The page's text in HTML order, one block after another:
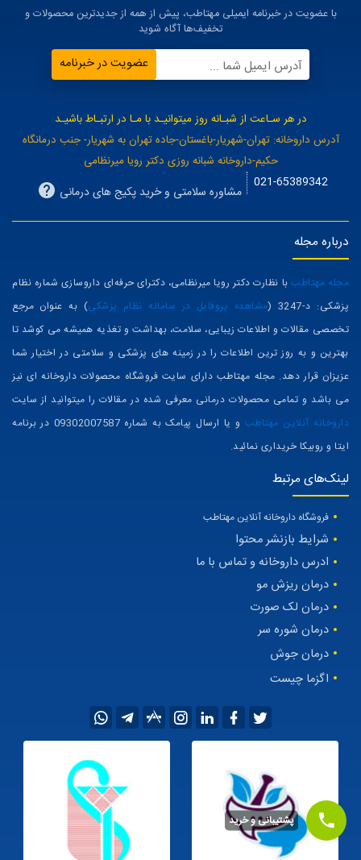
با عضویت در خبرنامه ایمیلی مهتاطب، پیش از همه از جدیدترین محصولات و
تخفیف‌ها آگاه شوید
آدرس ایمیل شما ... عضویت در خبرنامه
در هر سـاعت از شبـانه روز میتوانیـد با مـا در ارتبـاط باشیـد
آدرس داروخانه: تهران-شهریار-باغستان-جاده تهران به شهریار- جنب درمانگاه
حکیم-داروخانه شبانه روزی دکتر رویا میرنظامی
021-65389342
مشاوره سلامتی و خرید پکیج های درمانی
درباره مجله
مجله مهتاطببا نظارت دکتر رویا میرنظامی، دکترای حرفه‌ای داروسازی شماره نظام
پزشکی: د-3247 (
مشاهده پروفایل در سامانه نظام پزشکی) به عنوان مرجع
تخصصی مقالات و اطلاعات زیبایی، سلامت، بهداشت و تغذیه همیشه می کوشد تا
بهترین و به روز ترین اطلاعات را در زمینه های پزشکی و سلامتی در اختیار شما
عزیزان قرار دهد. مجله مهتاطب دارای سایت فروشگاه محصولات داروخانه ای نیز
می باشد و تمامی محصولات درمانی معرفی شده در مقالات را میتوانید از سایت
داروخانه آنلاین مهتاطب
و یا ارسال پیامک به شماره 09302007587 در برنامه
ایتا و روبیکا خریداری نمائید.
لینک‌های مرتبط
فروشگاه داروخانه آنلاین مهتاطب
شرایط بازنشر محتوا
ادرس داروخانه و تماس با ما
درمان ریزش مو
درمان لک صورت
درمان شوره سر
درمان جوش
اگزما چیست
پشتیبانی و خرید